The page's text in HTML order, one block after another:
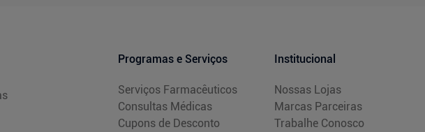
Programas e Serviços
Serviços Farmacêuticos
Consultas Médicas
Cupons de Desconto
Institucional
Nossas Lojas
Marcas Parceiras
Trabalhe Conosco